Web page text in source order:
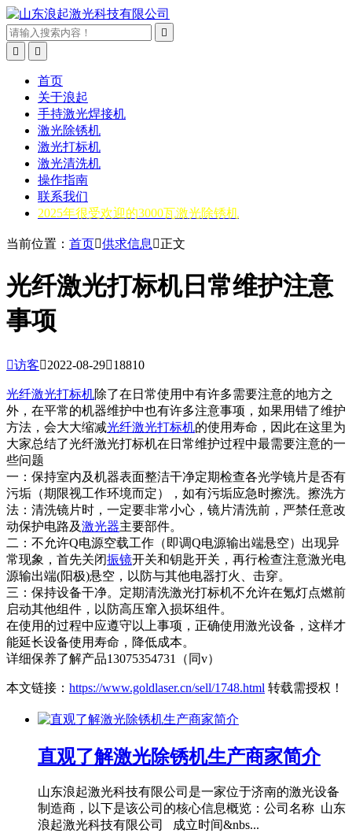



首页
关于浪起
手持激光焊接机
激光除锈机
激光打标机
激光清洗机
操作指南
联系我们
2025年很受欢迎的3000瓦激光除锈机
当前位置： 首页供求信息 正文
光纤激光打标机日常维护注意
事项
访客2022-08-2918810
光纤激光打标机除了在日常使用中有许多需要注意的地方之
外，在平常的机器维护中也有许多注意事项，如果用错了维护
方法，会大大缩减光纤激光打标机的使用寿命，因此在这里为
大家总结了光纤激光打标机在日常维护过程中最需要注意的一
些问题
一：保持室内及机器表面整洁干净定期检查各光学镜片是否有
污垢（期限视工作环境而定），如有污垢应急时擦洗。擦洗方
法：清洗镜片时，一定要非常小心，镜片清洗前，严禁任意改
动保护电路及激光器主要部件。
二：不允许Q电源空载工作（即调Q电源输出端悬空）出现异
常现象，首先关闭振镜开关和钥匙开关，再行检查注意激光电
源输出端(阳极)悬空，以防与其他电器打火、击穿。
三：保持设备干净。定期清洗激光打标机不允许在氪灯点燃前
启动其他组件，以防高压窜入损坏组件。
在使用的过程中应遵守以上事项，正确使用激光设备，这样才
能延长设备使用寿命，降低成本。
详细保养了解产品13075354731（同v）
本文链接： https://www.goldlaser.cn/sell/1748.html 转载需授权！
直观了解激光除锈机生产商家简介
山东浪起激光科技有限公司是一家位于济南的激光设备
制造商，以下是该公司的核心信息概览：公司名称 山东
浪起激光科技有限公司 成立时间&nbs...